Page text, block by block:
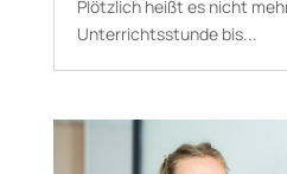
Plötzlich heißt es nicht
Unterrichtsstunde bis...